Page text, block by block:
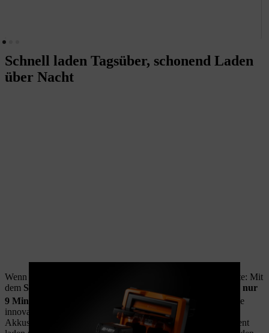
Schnell laden Tagsüber, schonend Laden
über Nacht
Wenn es im Arbeitsalltag schnell gehen muss, zählt jede Minute: Mit
dem Schnellladegerät AL 1802 MO
nur
9 Minuten
wieder bei 80 % Ladung. Möglich machen das die
innovativen Tabless-Zellen, die die Wärmeentwicklung in den
Akkus reduzieren. So lassen sie sich extrem schnell und effizient